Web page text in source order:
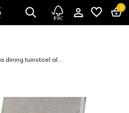
0
dining tuinstoel al...